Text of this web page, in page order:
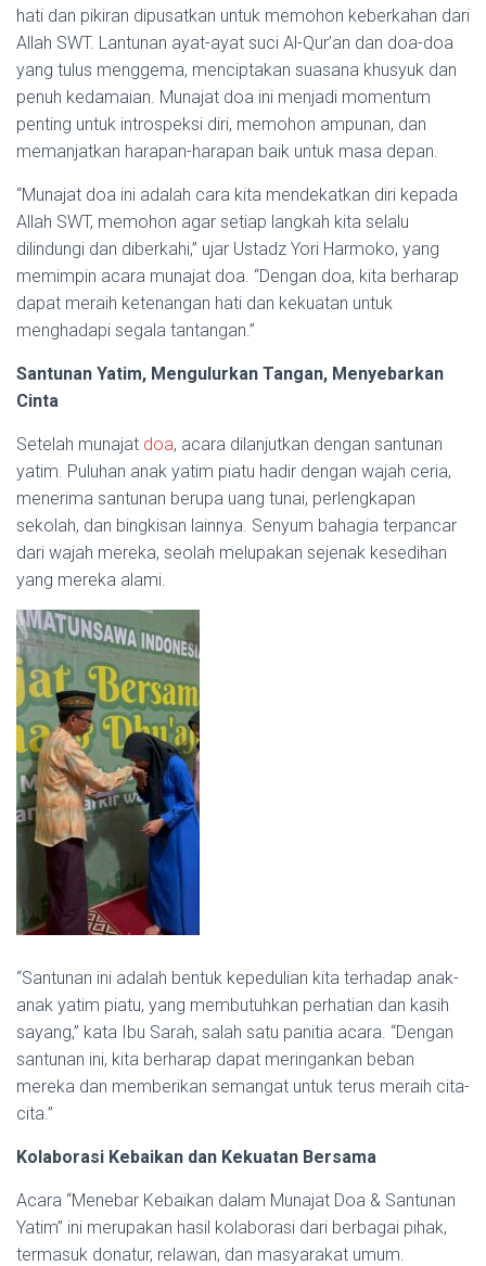
hati dan pikiran dipusatkan untuk memohon keberkahan dari
Allah SWT. Lantunan ayat-ayat suci Al-Qur’an dan doa-doa
yang tulus menggema, menciptakan suasana khusyuk dan
penuh kedamaian. Munajat doa ini menjadi momentum
penting untuk introspeksi diri, memohon ampunan, dan
memanjatkan harapan-harapan baik untuk masa depan.
“Munajat doa ini adalah cara kita mendekatkan diri kepada
Allah SWT, memohon agar setiap langkah kita selalu
dilindungi dan diberkahi,” ujar Ustadz Yori Harmoko, yang
memimpin acara munajat doa. “Dengan doa, kita berharap
dapat meraih ketenangan hati dan kekuatan untuk
menghadapi segala tantangan.”
Santunan Yatim, Mengulurkan Tangan, Menyebarkan
Cinta
Setelah munajat doa, acara dilanjutkan dengan santunan
yatim. Puluhan anak yatim piatu hadir dengan wajah ceria,
menerima santunan berupa uang tunai, perlengkapan
sekolah, dan bingkisan lainnya. Senyum bahagia terpancar
dari wajah mereka, seolah melupakan sejenak kesedihan
yang mereka alami.
“Santunan ini adalah bentuk kepedulian kita terhadap anak-
anak yatim piatu, yang membutuhkan perhatian dan kasih
sayang,” kata Ibu Sarah, salah satu panitia acara. “Dengan
santunan ini, kita berharap dapat meringankan beban
mereka dan memberikan semangat untuk terus meraih cita-
cita.”
Kolaborasi Kebaikan dan Kekuatan Bersama
Acara “Menebar Kebaikan dalam Munajat Doa & Santunan
Yatim” ini merupakan hasil kolaborasi dari berbagai pihak,
termasuk donatur, relawan, dan masyarakat umum.